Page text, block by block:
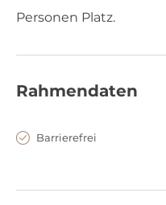
Personen Platz.
Rahmendaten
Barrierefrei